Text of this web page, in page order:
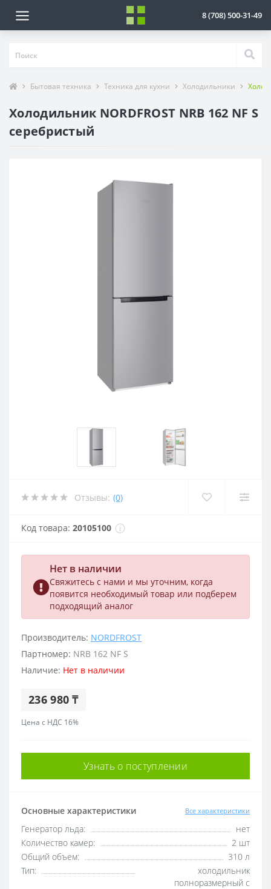
8 (708) 500-31-49
Бытовая техника Техника для кухни Холодильники
Холодильник NORDFROST NRB 162 NF S
серебристый
Отзывы: (0)
Код товара: 20105100
Нет в наличии
Свяжитесь с нами и мы уточним, когда
появится необходимый товар или подберем
подходящий аналог
Производитель: NORDFROST
Партномер: NRB 162 NF S
Наличие: Нет в наличии
236 980 ₸
Цена с НДС 16%
Узнать о поступлении
Основные характеристики Все характеристики
Генератор льда:
нет
Количество камер:
2 шт
Общий объем:
310 л
Тип:
холодильник
полноразмерный с